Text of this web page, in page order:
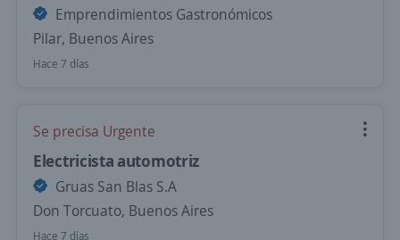
Emprendimientos Gastronómicos
Pilar, Buenos Aires
Hace 7 días
Se precisa Urgente
Electricista automotriz
Gruas San Blas S.A
Don Torcuato, Buenos Aires
Hace 7 días